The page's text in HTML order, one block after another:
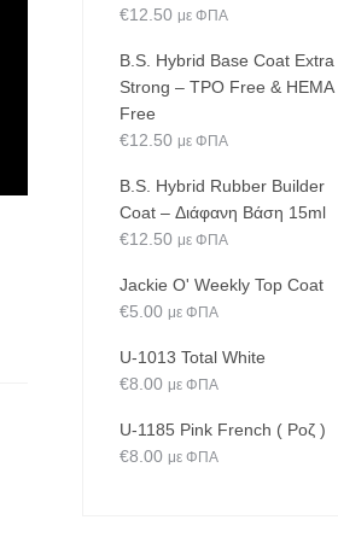
€12.50 με ΦΠΑ
B.S. Hybrid Base Coat Extra
Strong – TPO Free & HEMA
Free
€12.50 με ΦΠΑ
B.S. Hybrid Rubber Builder
Coat – Διάφανη Βάση 15ml
€12.50 με ΦΠΑ
Jackie O' Weekly Top Coat
€5.00 με ΦΠΑ
U-1013 Total White
€8.00 με ΦΠΑ
U-1185 Pink French ( Ροζ )
€8.00 με ΦΠΑ